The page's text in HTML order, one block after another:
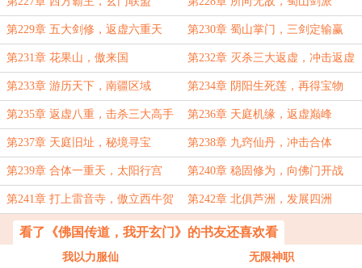
第229章 五大剑修，返虚六重天 第230章 蜀山掌门，三剑定输赢
第231章 花果山，傲来国 第232章 灭杀三大返虚，冲击返虚
七重天
第233章 游历天下，南疆区域 第234章 阴阳生死莲，再得宝物
第235章 返虚八重，击杀三大高手 第236章 天庭机缘，返虚巅峰
第237章 天庭旧址，秘境寻宝 第238章 九窍仙丹，冲击合体
第239章 合体一重天，太阳行宫 第240章 稳固修为，向佛门开战
第241章 打上雷音寺，傲立西牛贺 第242章 北俱芦洲，发展四洲
看了《佛国传道，我开玄门》的书友还喜欢看
我以力服仙
无限神职